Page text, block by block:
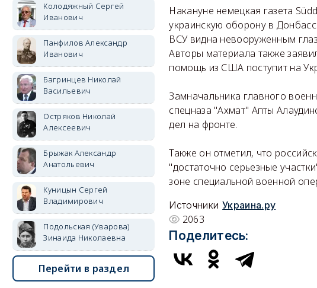
Накануне немецкая газета
украинскую оборону в
ВСУ видна невооруженным
Авторы материала также
помощь из США поступит на
Замначальника главного
спецназа "Ахмат" Апты
дел на фронте.
Также он отметил, что
"достаточно серьезные
зоне специальной военной
Источники Украина.ру
2063
Поделитесь:
Колодяжный Сергей
Иванович
Панфилов Александр
Иванович
Багринцев Николай
Васильевич
Остряков Николай
Алексеевич
Брыжак Александр
Анатольевич
Куницын Сергей
Владимирович
Подольская (Уварова)
Зинаида Николаевна
Перейти в раздел